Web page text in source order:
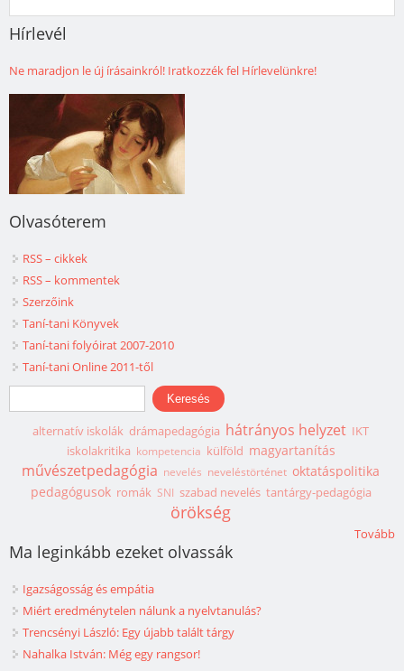
Hírlevél
Ne maradjon le új írásainkról! Iratkozzék fel Hírlevelünkre!
Olvasóterem
RSS – cikkek
RSS – kommentek
Szerzőink
Taní-tani Könyvek
Taní-tani folyóirat 2007-2010
Taní-tani Online 2011-től
Keresés űrlap
Keresés
alternatív iskolák drámapedagógia hátrányos helyzet IKT
iskolakritika kompetencia külföld magyartanítás
művészetpedagógia nevelés neveléstörténet oktatáspolitika
pedagógusok romák SNI szabad nevelés tantárgy-pedagógia
örökség
Tovább
Ma leginkább ezeket olvassák
Igazságosság és empátia
Miért eredménytelen nálunk a nyelvtanulás?
Trencsényi László: Egy újabb talált tárgy
Nahalka István: Még egy rangsor!